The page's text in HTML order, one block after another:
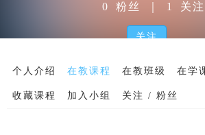
0 粉丝 1 关注
关注
个人介绍 在教课程 在教班级 在学
收藏课程 加入小组 关注 / 粉丝